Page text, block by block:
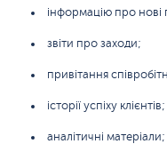
інформацію про нові
звіти про заходи;
привітання
історії успіху клієнтів;
аналітичні матеріали;